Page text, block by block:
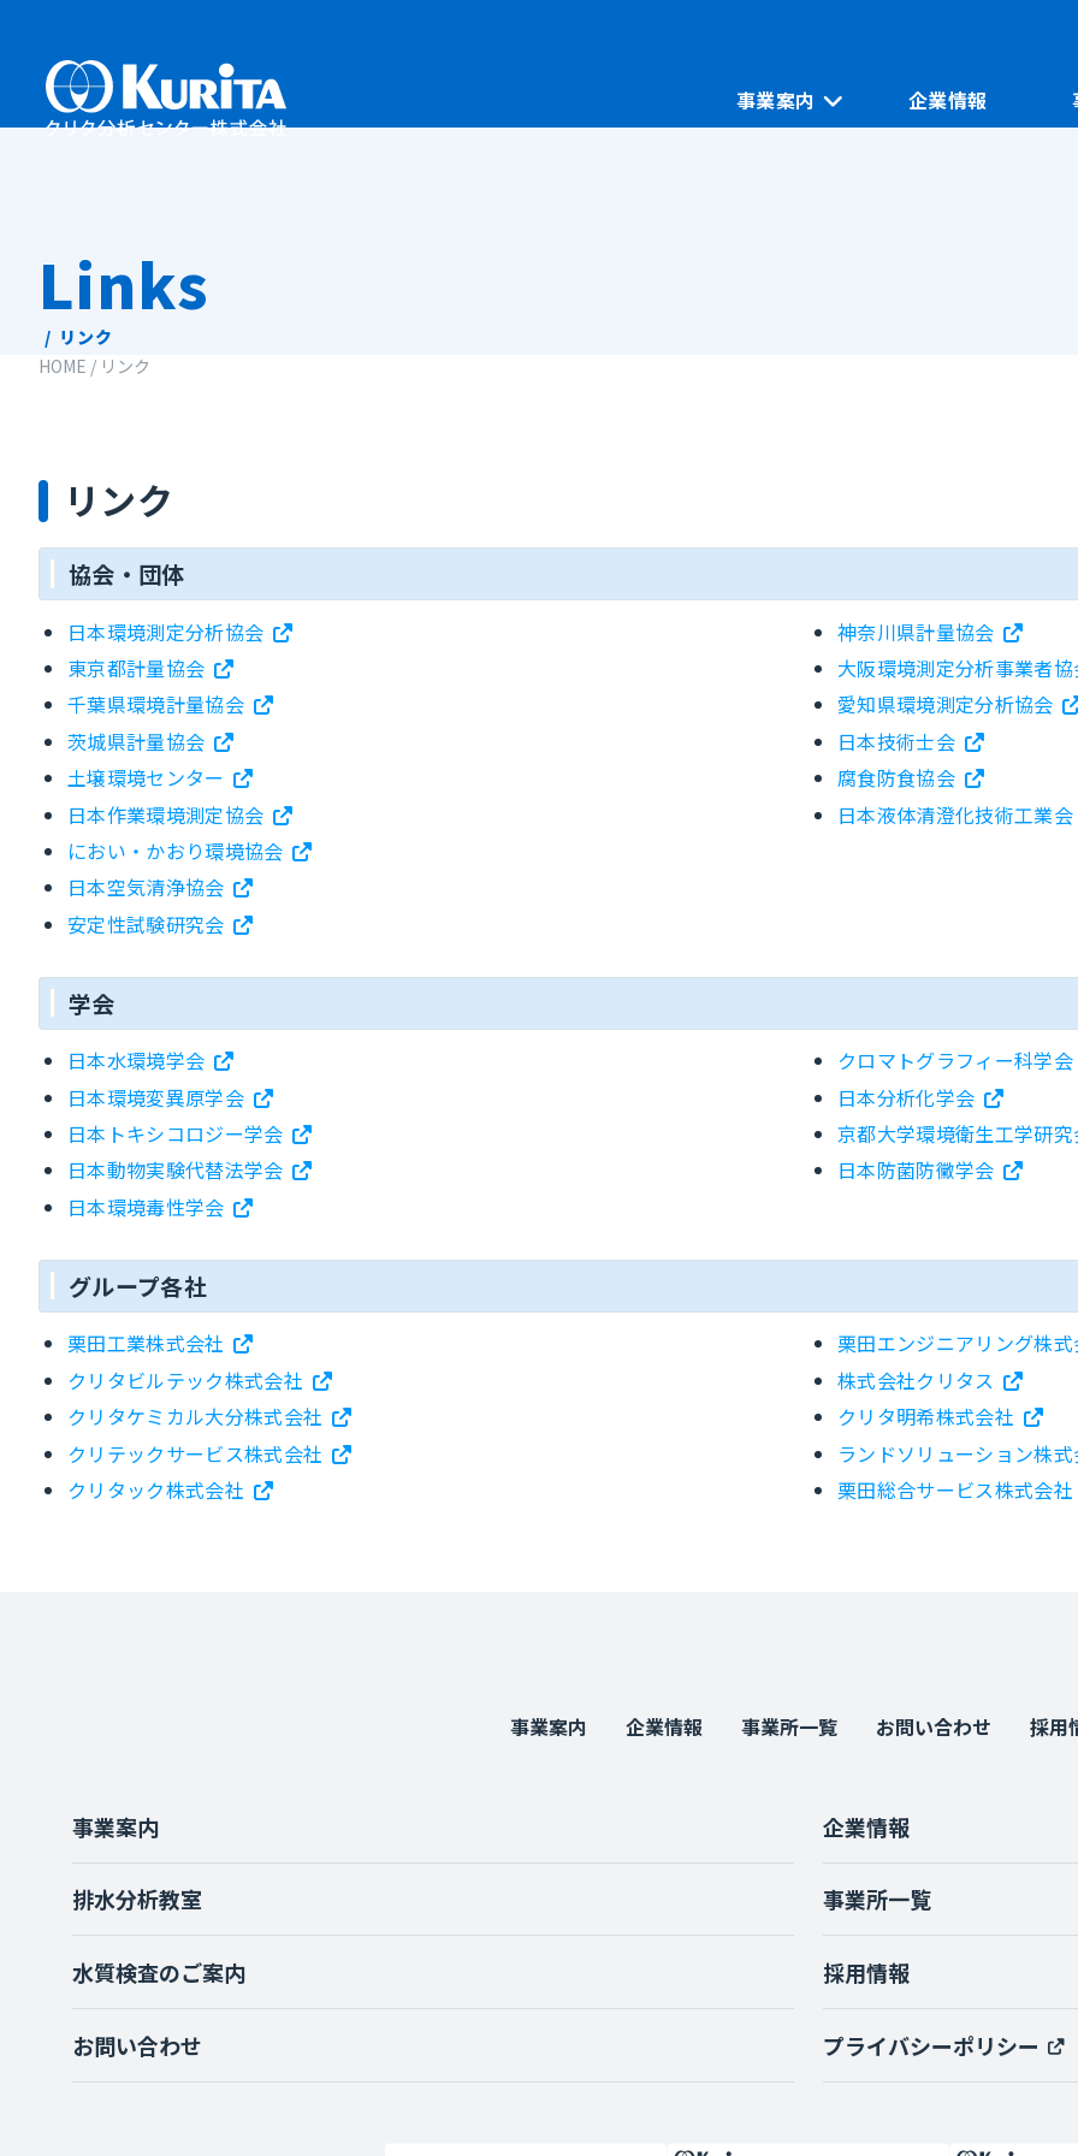
Skip
事業案内 企業情報
Links
リンク
HOME / リンク
リンク
協会・団体
日本環境測定分析協会
東京都計量協会
千葉県環境計量協会
茨城県計量協会
土壌環境センター
日本作業環境測定協会
におい・かおり環境協会
日本空気清浄協会
安定性試験研究会
神奈川県計量協会
大阪環境測定分析事業者
愛知県環境測定分析協会
日本技術士会
腐食防食協会
日本液体清澄化技術工業会
学会
日本水環境学会
日本環境変異原学会
日本トキシコロジー学会
日本動物実験代替法学会
日本環境毒性学会
クロマトグラフィー科学会
日本分析化学会
京都大学環境衛生工学研
日本防菌防黴学会
グループ各社
栗田工業株式会社
クリタビルテック株式会社
クリタケミカル大分株式会社
クリテックサービス株式会社
クリタック株式会社
栗田エンジニアリング株
株式会社クリタス
クリタ明希株式会社
ランドソリューション株
栗田総合サービス株式会社
事業案内 企業情報 事業所一覧 お問い合わせ 採用
事業案内 企業情報
排水分析教室 事業所一覧
水質検査のご案内 採用情報
お問い合わせ プライバシーポリシー